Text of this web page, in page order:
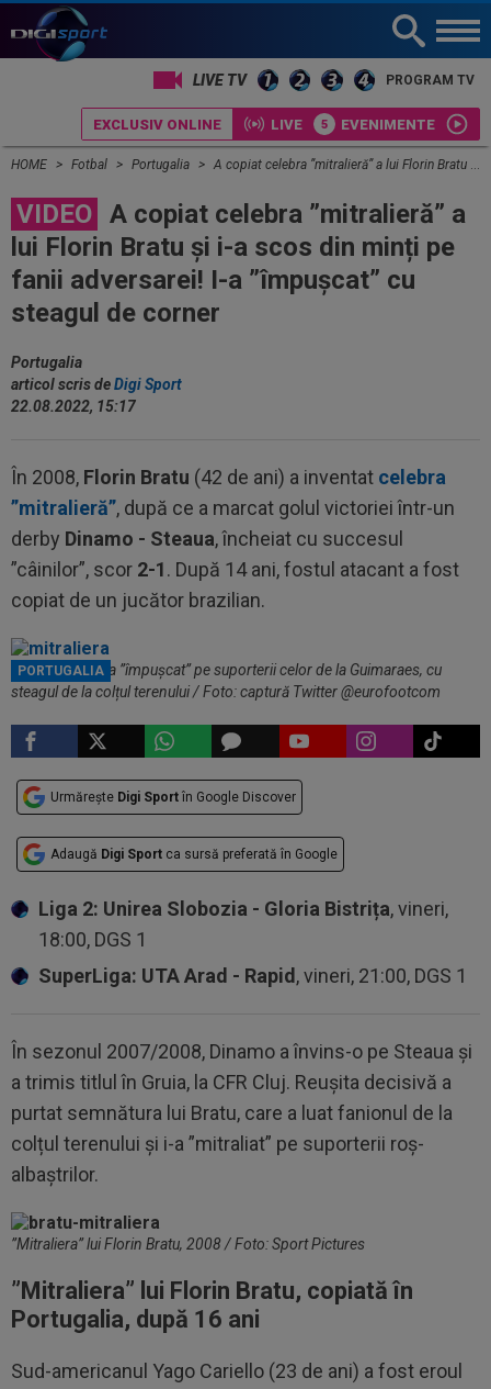
LIVE TV PROGRAM TV
EXCLUSIV ONLINE LIVE EVENIMENTE
HOME Fotbal Portugalia A copiat celebra ”mitralieră” a lui Florin Bratu și i-a scos din minți pe fanii adversarei! I-a ”împușcat” cu steagul de corner
VIDEO A copiat celebra ”mitralieră” a
lui Florin Bratu și i-a scos din minți pe
fanii adversarei! I-a ”împușcat” cu
steagul de corner
Portugalia
articol scris deDigi Sport
22.08.2022, 15:17
În 2008, Florin Bratu (42 de ani) a inventat celebra
”mitralieră”, după ce a marcat golul victoriei într-un
derby Dinamo - Steaua, încheiat cu succesul
”câinilor”, scor 2-1. După 14 ani, fostul atacant a fost
copiat de un jucător brazilian.
PORTUGALIA
Yago Cariello i-a ”împușcat” pe suporterii celor de la Guimaraes, cu
steagul de la colțul terenului / Foto: captură Twitter @eurofootcom
Urmărește Digi Sport în Google Discover
Adaugă Digi Sport ca sursă preferată în Google
Liga 2: Unirea Slobozia - Gloria Bistrița, vineri,
18:00, DGS 1
SuperLiga: UTA Arad - Rapid , vineri, 21:00, DGS 1
În sezonul 2007/2008, Dinamo a învins-o pe Steaua și
a trimis titlul în Gruia, la CFR Cluj. Reușita decisivă a
purtat semnătura lui Bratu, care a luat fanionul de la
colțul terenului și i-a ”mitraliat” pe suporterii roș-
albaștrilor.
”Mitraliera” lui Florin Bratu, 2008 / Foto: Sport Pictures
”Mitraliera” lui Florin Bratu, copiată în
Portugalia, după 16 ani
Sud-americanul Yago Cariello (23 de ani) a fost eroul